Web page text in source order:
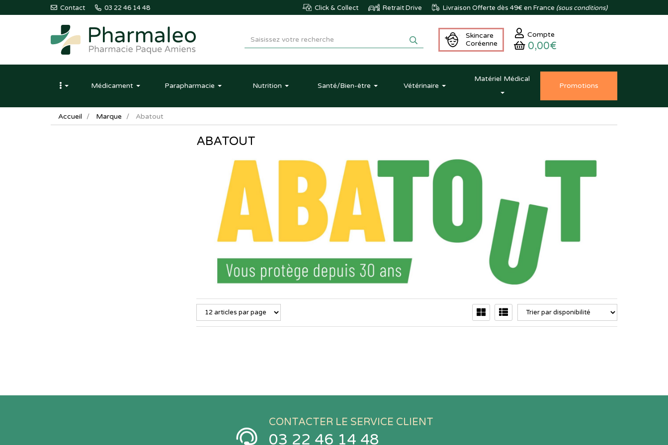
Contact 03 22 46 14 48 Click & Collect Retrait Drive Livraison Offerte dès 49€ en France (sous conditions)
Pharmaleo
Pharmacie
Paque
Amiens
Skincare
Coréenne
Compte
0,00€
Médicament Parapharmacie Nutrition Santé/Bien-être Vétérinaire
Matériel Médical
Promotions
Accueil Marque Abatout
ABATOUT
CONTACTER LE SERVICE CLIENT
03 22 46 14 48